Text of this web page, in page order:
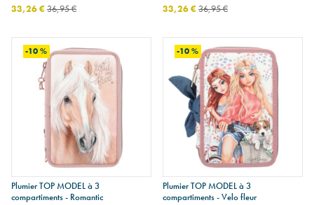
33,26 €36,95 €
33,26 €36,95 €
-10 %
Plumier TOP MODEL à 3
compartiments - Romantic
-10 %
Plumier TOP MODEL à 3
compartiments - Velo fleur